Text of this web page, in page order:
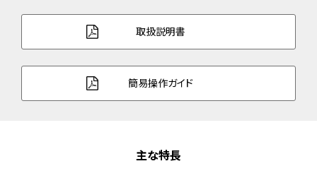
取扱説明書
簡易操作ガイド
主な特長